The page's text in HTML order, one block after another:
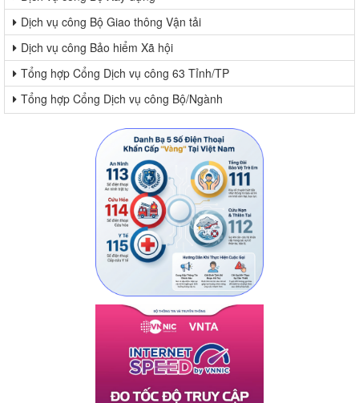
Dịch vụ công Bộ Giao thông Vận tải
Dịch vụ công Bảo hiểm Xã hội
Tổng hợp Cổng Dịch vụ công 63 Tỉnh/TP
Tổng hợp Cổng Dịch vụ công Bộ/Ngành